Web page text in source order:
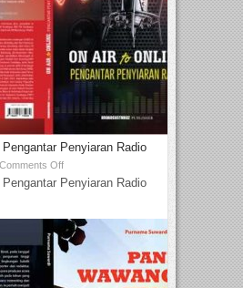
Penyiaran Radio
Comments Off
Penyiaran Radio